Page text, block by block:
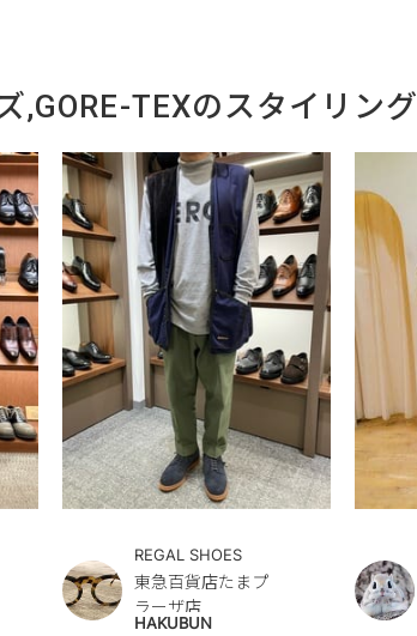
,GORE-TEXのスタイリング
REGAL SHOES
東急百貨店たまプ
ラーザ店
HAKUBUN